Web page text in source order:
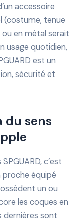
accessoire
(costume, tenue
en métal serait
usage quotidien,
est un
sécurité et
du sens
c’est
proche équipé
un ou
les coques en
dernières sont